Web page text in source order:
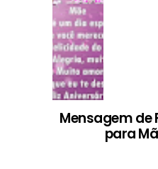
Mensagem de
para